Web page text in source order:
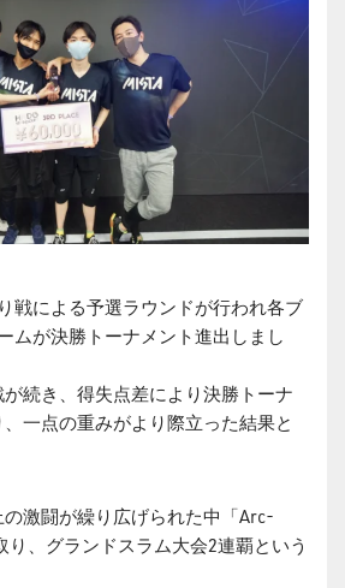
戦による予選ラウンドが行われ各ブ
ムが決勝トーナメント進出しまし
続き、得失点差により決勝トーナ
一点の重みがより際立った結果と
激闘が繰り広げられた中「Arc-
り、グランドスラム大会2連覇という